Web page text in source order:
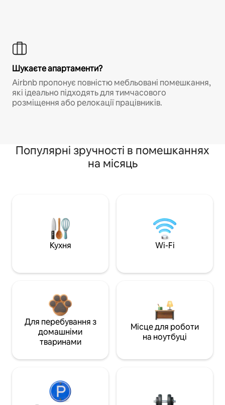
Шукаєте апартаменти?
Airbnb пропонує повністю мебльовані помешкання,
які ідеально підходять для тимчасового
розміщення або релокації працівників.
Популярні зручності в помешканнях
на місяць
Кухня Wi-Fi
Для перебування з
домашніми
тваринами
Місце для роботи
на ноутбуці